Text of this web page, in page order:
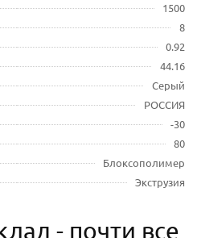
1500
8
0.92
44.16
Серый
РОССИЯ
-30
80
Блоксополимер
Экструзия
- почти все